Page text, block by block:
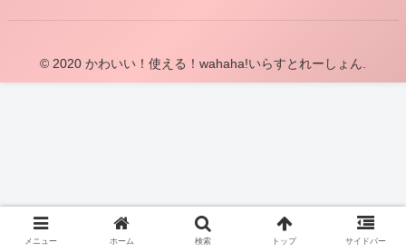
© 2020 かわいい！使える！wahaha!いらすとれーしょん.
メニュー ホーム 検索 トップ サイドバー